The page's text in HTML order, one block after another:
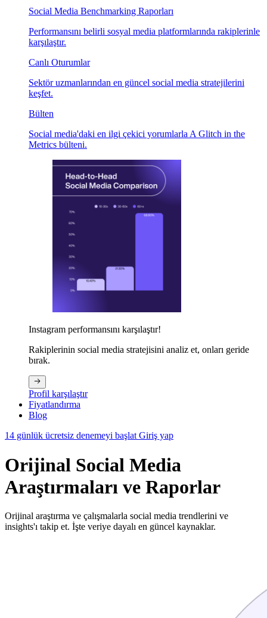
Social Media Benchmarking Raporları
Performansını belirli sosyal media platformlarında rakiplerinle
karşılaştır.
Canlı Oturumlar
Sektör uzmanlarından en güncel social media stratejilerini
keşfet.
Bülten
Social media'daki en ilgi çekici yorumlarla A Glitch in the
Metrics bülteni.
Instagram performansını karşılaştır!
Rakiplerinin social media stratejisini analiz et, onları geride
bırak.
Profil karşılaştır
Fiyatlandırma
Blog
14 günlük ücretsiz denemeyi başlatGiriş yap
Orijinal Social Media
Araştırmaları ve Raporlar
Orijinal araştırma ve çalışmalarla social media trendlerini ve
insights'ı takip et. İşte veriye dayalı en güncel kaynaklar.